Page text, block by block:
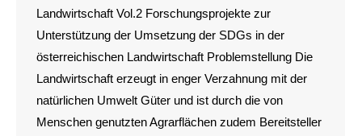
Landwirtschaft Vol.2 Forschungsprojekte zur
Unterstützung der Umsetzung der SDGs in der
österreichischen Landwirtschaft Problemstellung Die
Landwirtschaft erzeugt in enger Verzahnung mit der
natürlichen Umwelt Güter und ist durch die von
Menschen genutzten Agrarflächen zudem Bereitsteller